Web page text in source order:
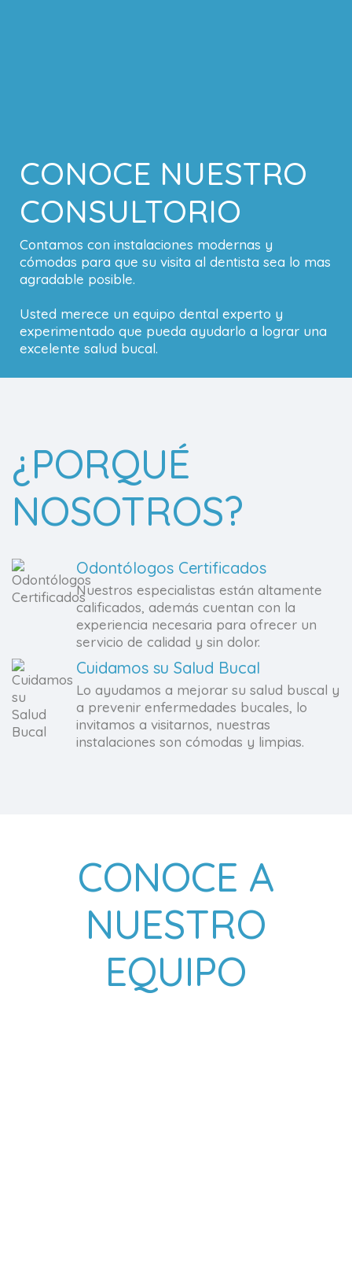
CONOCE NUESTRO
CONSULTORIO
Contamos con instalaciones modernas y
cómodas para que su visita al dentista sea lo mas
agradable posible.
Usted merece un equipo dental experto y
experimentado que pueda ayudarlo a lograr una
excelente salud bucal.
¿PORQUÉ
NOSOTROS?
Odontólogos Certificados
Nuestros especialistas están altamente
calificados, además cuentan con la
experiencia necesaria para ofrecer un
servicio de calidad y sin dolor.
Cuidamos su Salud Bucal
Lo ayudamos a mejorar su salud buscal y
a prevenir enfermedades bucales, lo
invitamos a visitarnos, nuestras
instalaciones son cómodas y limpias.
CONOCE A
NUESTRO
EQUIPO